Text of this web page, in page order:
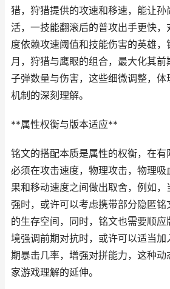
猎，狩猎提供的攻速和移速，能让孙
活，一技能翻滚后的普攻出手更快，
度依赖攻速阈值和技能伤害的英雄
月，狩猎与鹰眼的组合，最大化其
子弹数量与伤害，这些细微调整，体
机制的深刻理解。
**属性权衡与版本适应**
铭文的搭配本质是属性的权衡，在有
必须在攻击速度，物理攻击，物理
果和移动速度之间做出取舍，例如
强时，或许可以考虑携带部分隐匿
的生存空间，同时，铭文也需要顺
境强调前期对抗时，或许可以适当
期暴击几率，增强对拼能力，这种
家游戏理解的延伸。